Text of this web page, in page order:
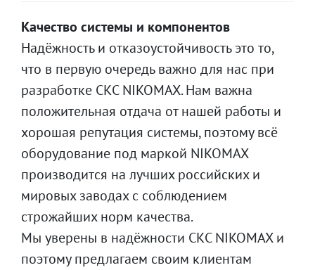
Качество системы и компонентов
Надёжность и отказоустойчивость это то,
что в первую очередь важно для нас при
разработке СКС NIKOMAX. Нам важна
положительная отдача от нашей работы и
хорошая репутация системы, поэтому всё
оборудование под маркой NIKOMAX
производится на лучших российских и
мировых заводах с соблюдением
строжайших норм качества.
Мы уверены в надёжности СКС NIKOMAX и
поэтому предлагаем своим клиентам